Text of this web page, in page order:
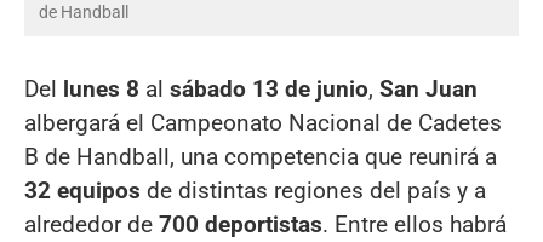
de Handball
Del lunes 8 al sábado 13 de junio, San Juan
albergará el Campeonato Nacional de Cadetes
B de Handball, una competencia que reunirá a
32 equipos de distintas regiones del país y a
alrededor de 700 deportistas. Entre ellos habrá